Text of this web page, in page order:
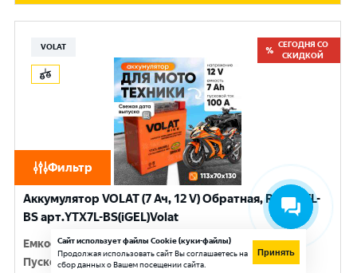
Фильтр
VOLAT
СЕГОДНЯ СО
СКИДКОЙ
Аккумулятор VOLAT (7 Ач, 12 V) Обратная, R+ YTX7L-
BS арт.YTX7L-BS(iGEL)Volat
Емкость:7 Ач
Пусковой ток:100 A
Сайт использует файлы Cookie (куки-файлы)
Продолжая использовать сайт Вы соглашаетесь на
сбор данных о Вашем посещении сайта.
Принять